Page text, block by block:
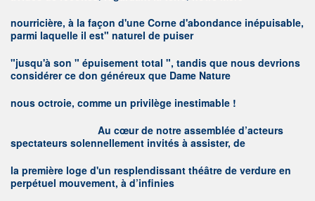
nourricière, à la façon d'une Corne d'abondance inépuisable,
parmi laquelle il est" naturel de puiser
"jusqu'à son " épuisement total ", tandis que nous devrions
considérer ce don généreux que Dame Nature
nous octroie, comme un privilège inestimable !
Au cœur de notre assemblée d’acteurs
spectateurs solennellement invités à assister, de
la première loge d'un resplendissant théâtre de verdure en
perpétuel mouvement, à d’infinies